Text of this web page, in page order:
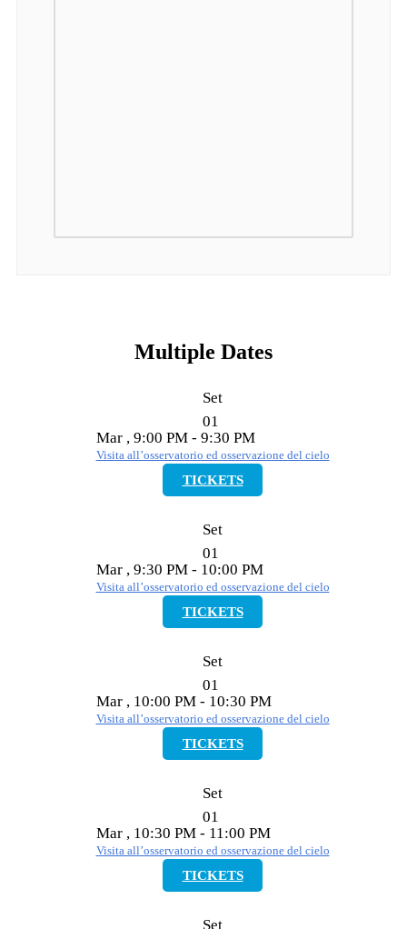
Multiple Dates
Set
01
Mar , 9:00 PM - 9:30 PM
Visita all’osservatorio ed osservazione del cielo
TICKETS
Set
01
Mar , 9:30 PM - 10:00 PM
Visita all’osservatorio ed osservazione del cielo
TICKETS
Set
01
Mar , 10:00 PM - 10:30 PM
Visita all’osservatorio ed osservazione del cielo
TICKETS
Set
01
Mar , 10:30 PM - 11:00 PM
Visita all’osservatorio ed osservazione del cielo
TICKETS
Set